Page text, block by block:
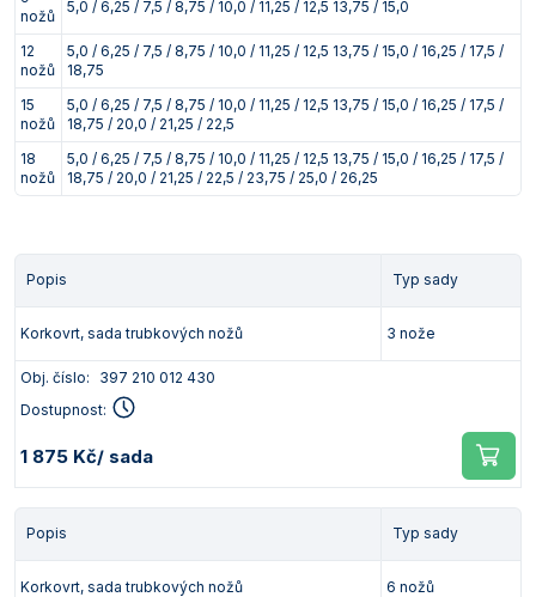
nožů
5,0 / 6,25 / 7,5 / 8,75 / 10,0 / 11,25 / 12,5 13,75 / 15,0
12
nožů
5,0 / 6,25 / 7,5 / 8,75 / 10,0 / 11,25 / 12,5 13,75 / 15,0 / 16,25 / 17,5 /
18,75
15
nožů
5,0 / 6,25 / 7,5 / 8,75 / 10,0 / 11,25 / 12,5 13,75 / 15,0 / 16,25 / 17,5 /
18,75 / 20,0 / 21,25 / 22,5
18
nožů
5,0 / 6,25 / 7,5 / 8,75 / 10,0 / 11,25 / 12,5 13,75 / 15,0 / 16,25 / 17,5 /
18,75 / 20,0 / 21,25 / 22,5 / 23,75 / 25,0 / 26,25
Popis Typ sady
Korkovrt, sada trubkových nožů 3 nože
Obj. číslo:
397 210 012 430
Dostupnost:
1 875 Kč/ sada
Popis Typ sady
Korkovrt, sada trubkových nožů 6 nožů
Zkumavky
Zkumavky a stojany
Vlastnosti plastů
měření prostředí (klimatu)
Titrátory
Turbidimetry (měření zákalu)
Váhy